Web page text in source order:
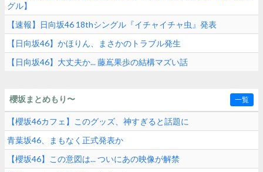
グル】
【速報】日向坂46 18thシングル『イチャイチャ虫』発表
【日向坂46】かほりん、まさかのトラブル発生
【日向坂46】大丈夫か... 藤嶌果歩の結構マズい話
櫻坂まとめもり〜 一覧
【櫻坂46カフェ】このグッズ、神すぎると話題に
青葉坂46、まもなく正式発表か
【櫻坂46】この意図は... ついにあの映像が解禁